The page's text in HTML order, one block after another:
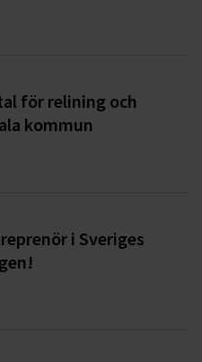
för relining och
kommun
i Sveriges